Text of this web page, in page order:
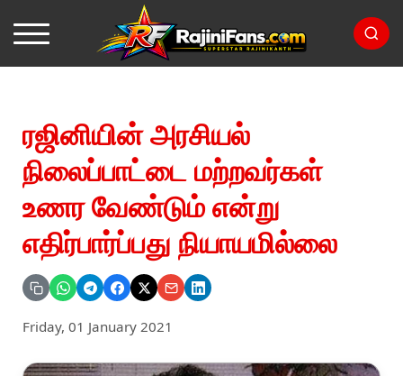
ரஜினியின் அரசியல்
நிலைப்பாட்டை மற்றவர்கள்
உணர வேண்டும் என்று
எதிர்பார்ப்பது நியாயமில்லை
Friday, 01 January 2021